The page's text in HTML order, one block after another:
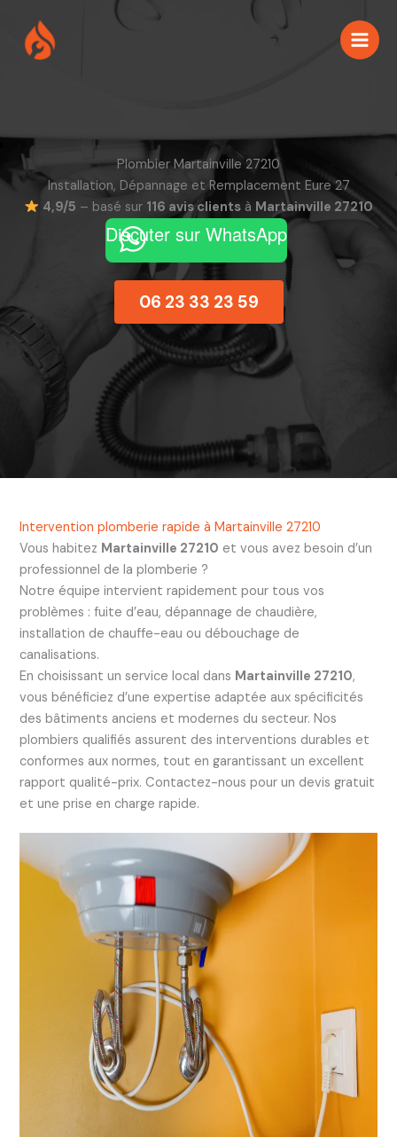
contenu
Plombier Martainville 27210
Installation, Dépannage et Remplacement Eure 27
4,9/5 – basé sur 116 avis clientsà Martainville 27210
Discuter sur WhatsApp
06 23 33 23 59
Intervention plomberie rapide à Martainville 27210
Vous habitez Martainville 27210 et vous avez besoin d’un
professionnel de la plomberie ?
Notre équipe intervient rapidement pour tous vos
problèmes : fuite d’eau, dépannage de chaudière,
installation de chauffe-eau ou débouchage de
canalisations.
En choisissant un service local dans Martainville 27210,
vous bénéficiez d’une expertise adaptée aux spécificités
des bâtiments anciens et modernes du secteur. Nos
plombiers qualifiés assurent des interventions durables et
conformes aux normes, tout en garantissant un excellent
rapport qualité-prix. Contactez-nous pour un devis gratuit
et une prise en charge rapide.